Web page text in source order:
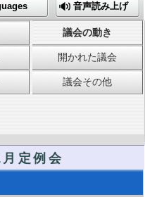
音声読み上げ
議会の動き
開かれた議会
議会その他
定例会